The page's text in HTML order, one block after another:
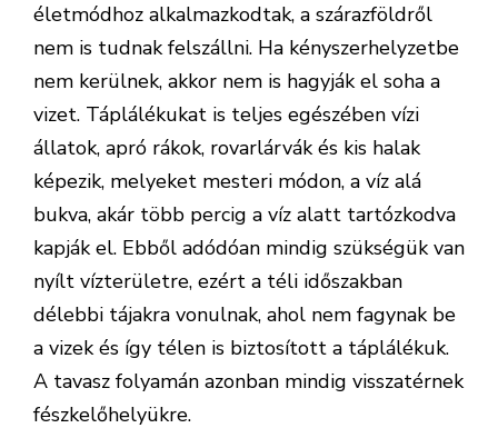
életmódhoz alkalmazkodtak, a szárazföldről
nem is tudnak felszállni. Ha kényszerhelyzetbe
nem kerülnek, akkor nem is hagyják el soha a
vizet. Táplálékukat is teljes egészében vízi
állatok, apró rákok, rovarlárvák és kis halak
képezik, melyeket mesteri módon, a víz alá
bukva, akár több percig a víz alatt tartózkodva
kapják el. Ebből adódóan mindig szükségük van
nyílt vízterületre, ezért a téli időszakban
délebbi tájakra vonulnak, ahol nem fagynak be
a vizek és így télen is biztosított a táplálékuk.
A tavasz folyamán azonban mindig visszatérnek
fészkelőhelyükre.